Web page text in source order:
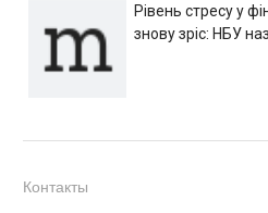
Рівень стресу у
знову зріс: НБУ
Контакты